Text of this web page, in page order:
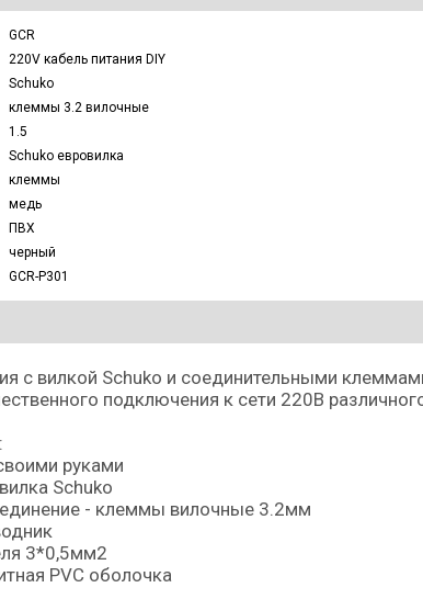
GCR
220V кабель питания DIY
Schuko
клеммы 3.2 вилочные
1.5
Schuko евровилка
клеммы
медь
ПВХ
черный
GCR-P301
с вилкой Schuko и соединительными
подключения к сети 220В
руками
Schuko
- клеммы вилочные 3.2мм
3*0,5мм2
PVC оболочка